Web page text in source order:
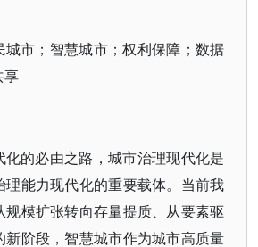
城市；智慧城市；权利保障；数据
享
化的必由之路，城市治理现代化是
理能力现代化的重要载体。当前我
规模扩张转向存量提质、从要素驱
新阶段，智慧城市作为城市高质量